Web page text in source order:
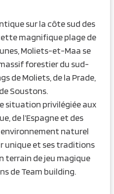
sur la côte sud des
magnifique plage de
Moliets-et-Maa se
forestier du sud-
de Moliets, de la Prade,
Soustons.
situation privilégiée aux
de l’Espagne et des
environnement naturel
unique et ses traditions
terrain de jeu magique
de Team building.